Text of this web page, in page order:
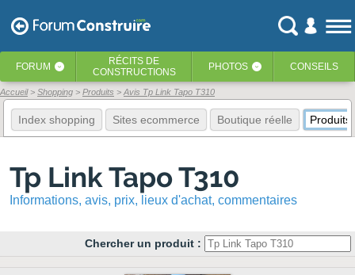
FORUM ‹ RÉCITS DE
CONSTRUCTIONS
PHOTOS ‹ CONSEILS
Accueil Shopping Produits Avis Tp Link Tapo T310
Index shopping Sites ecommerce Boutique réelle Produits
Tp Link Tapo T310
Informations, avis, prix, lieux d'achat, commentaires
Chercher un produit :